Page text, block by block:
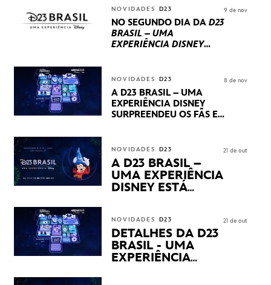
INTERNACIONAIS E
PRODUÇÕES BRASILEIRAS
NOVIDADES D23
NO SEGUNDO DIA DA D23
BRASIL – UMA
EXPERIÊNCIA DISNEY
STUDIOS REVELARAM
PRÉVIAS E NOVIDADES
DOS SEUS PRÓXIMOS
LANÇAMENTOS
9 de nov
NOVIDADES D23
A D23 BRASIL – UMA
EXPERIÊNCIA DISNEY
SURPREENDEU OS FÃS EM
APRESENTAÇÕES E
PRODUTOS EXCLUSIVOS
NO TRANSAMÉRICA EXPO
CENTER EM SÃO PAULO
8 de nov
NOVIDADES D23
A D23 BRASIL –
UMA EXPERIÊNCIA
DISNEY ESTÁ
21 de out
NOVIDADES D23
DETALHES DA D23
BRASIL - UMA
EXPERIÊNCIA
21 de out